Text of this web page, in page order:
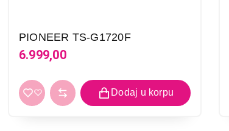
PIONEER TS-G1720F
6.999,00